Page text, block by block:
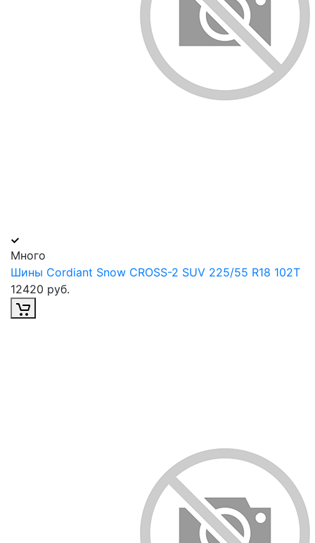
Много
Шины Cordiant Snow CROSS-2 SUV 225/55 R18 102T
12420 руб.